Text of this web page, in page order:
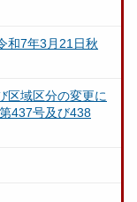
和7年3月21日秋
区域区分の変更に
437号及び438